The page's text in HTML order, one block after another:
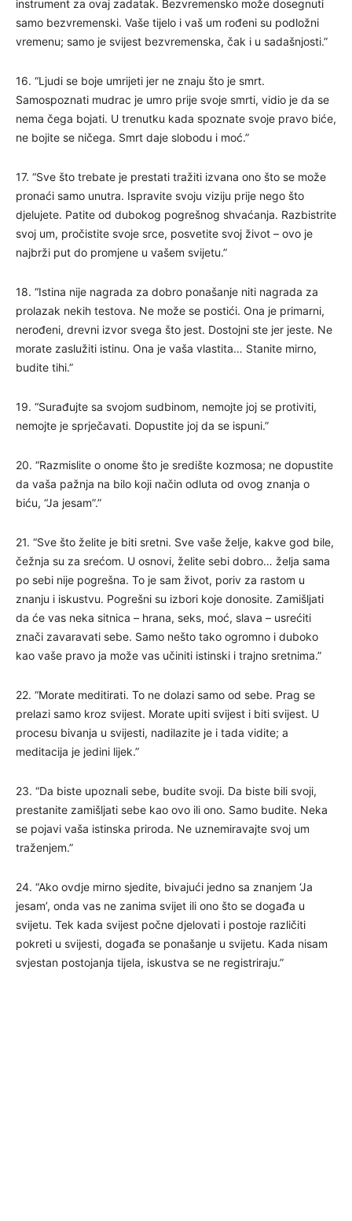
instrument za ovaj zadatak. Bezvremensko može dosegnuti
samo bezvremenski. Vaše tijelo i vaš um rođeni su podložni
vremenu; samo je svijest bezvremenska, čak i u sadašnjosti.”
16. “Ljudi se boje umrijeti jer ne znaju što je smrt.
Samospoznati mudrac je umro prije svoje smrti, vidio je da se
nema čega bojati. U trenutku kada spoznate svoje pravo biće,
ne bojite se ničega. Smrt daje slobodu i moć.”
17. “Sve što trebate je prestati tražiti izvana ono što se može
pronaći samo unutra. Ispravite svoju viziju prije nego što
djelujete. Patite od dubokog pogrešnog shvaćanja. Razbistrite
svoj um, pročistite svoje srce, posvetite svoj život – ovo je
najbrži put do promjene u vašem svijetu.”
18. “Istina nije nagrada za dobro ponašanje niti nagrada za
prolazak nekih testova. Ne može se postići. Ona je primarni,
nerođeni, drevni izvor svega što jest. Dostojni ste jer jeste. Ne
morate zaslužiti istinu. Ona je vaša vlastita… Stanite mirno,
budite tihi.”
19. “Surađujte sa svojom sudbinom, nemojte joj se protiviti,
nemojte je sprječavati. Dopustite joj da se ispuni.”
20. “Razmislite o onome što je središte kozmosa; ne dopustite
da vaša pažnja na bilo koji način odluta od ovog znanja o
biću, “Ja jesam”.”
21. “Sve što želite je biti sretni. Sve vaše želje, kakve god bile,
čežnja su za srećom. U osnovi, želite sebi dobro… želja sama
po sebi nije pogrešna. To je sam život, poriv za rastom u
znanju i iskustvu. Pogrešni su izbori koje donosite. Zamišljati
da će vas neka sitnica – hrana, seks, moć, slava – usrećiti
znači zavaravati sebe. Samo nešto tako ogromno i duboko
kao vaše pravo ja može vas učiniti istinski i trajno sretnima.”
22. “Morate meditirati. To ne dolazi samo od sebe. Prag se
prelazi samo kroz svijest. Morate upiti svijest i biti svijest. U
procesu bivanja u svijesti, nadilazite je i tada vidite; a
meditacija je jedini lijek.”
23. “Da biste upoznali sebe, budite svoji. Da biste bili svoji,
prestanite zamišljati sebe kao ovo ili ono. Samo budite. Neka
se pojavi vaša istinska priroda. Ne uznemiravajte svoj um
traženjem.”
24. “Ako ovdje mirno sjedite, bivajući jedno sa znanjem ‘Ja
jesam’, onda vas ne zanima svijet ili ono što se događa u
svijetu. Tek kada svijest počne djelovati i postoje različiti
pokreti u svijesti, događa se ponašanje u svijetu. Kada nisam
svjestan postojanja tijela, iskustva se ne registriraju.”